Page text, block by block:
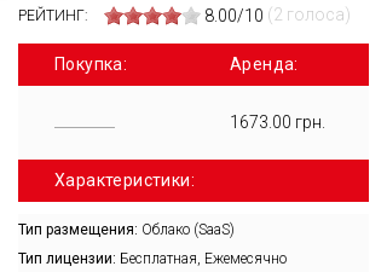
РЕЙТИНГ: 8.00/10 (2 голоса)
Покупка: Аренда:
1673.00 грн.
Характеристики:
Тип размещения: Облако (SaaS)
Тип лицензии: Бесплатная, Ежемесячно